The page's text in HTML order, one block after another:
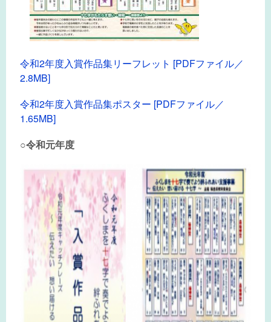
令和2年度入賞作品集リーフレット [PDFファイル／
2.8MB]
令和2年度入賞作品集ポスター [PDFファイル／
1.65MB]
○令和元年度